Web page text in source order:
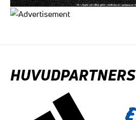
HUVUDPARTNERS